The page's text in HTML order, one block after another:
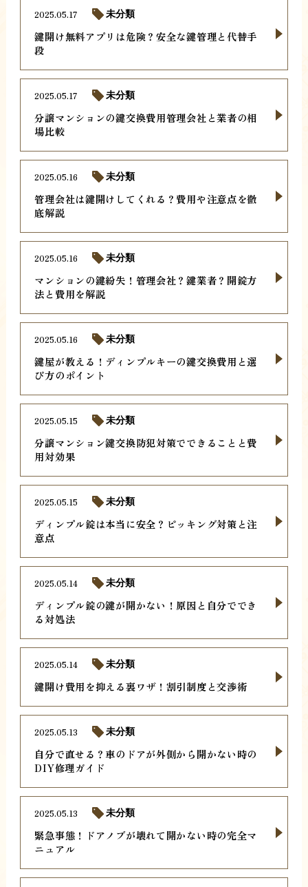
鍵開け無料アプリは危険？安全な鍵管理と代替手
段
2025.05.17 未分類
分譲マンションの鍵交換費用管理会社と業者の相
場比較
2025.05.17 未分類
管理会社は鍵開けしてくれる？費用や注意点を徹
底解説
2025.05.16 未分類
マンションの鍵紛失！管理会社？鍵業者？開錠方
法と費用を解説
2025.05.16 未分類
鍵屋が教える！ディンプルキーの鍵交換費用と選
び方のポイント
2025.05.16 未分類
分譲マンション鍵交換防犯対策でできることと費
用対効果
2025.05.15 未分類
ディンプル錠は本当に安全？ピッキング対策と注
意点
2025.05.15 未分類
ディンプル錠の鍵が開かない！原因と自分ででき
る対処法
2025.05.14 未分類
鍵開け費用を抑える裏ワザ！割引制度と交渉術
2025.05.14 未分類
自分で直せる？車のドアが外側から開かない時の
DIY修理ガイド
2025.05.13 未分類
緊急事態！ドアノブが壊れて開かない時の完全マ
ニュアル
2025.05.13 未分類